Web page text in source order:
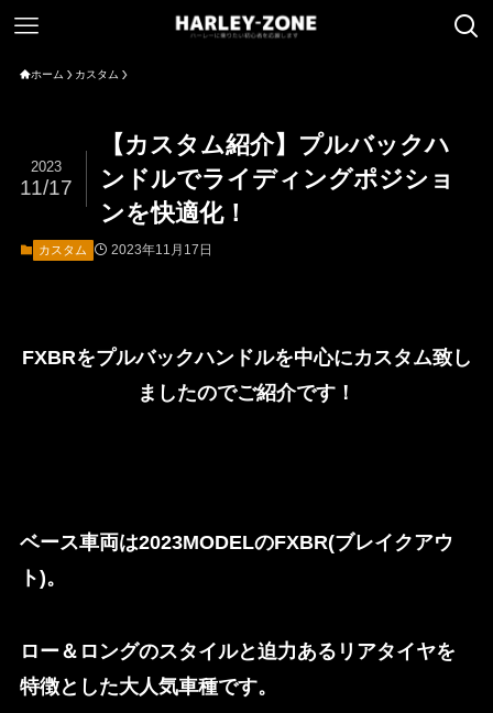
ホーム カスタム
【カスタム紹介】プルバックハ
ンドルでライディングポジショ
ンを快適化！
2023
11/17
カスタム 2023年11月17日
FXBRをプルバックハンドルを中心にカスタム致し
ましたのでご紹介です！
ベース車両は2023MODELのFXBR(ブレイクアウ
ト)。
ロー＆ロングのスタイルと迫力あるリアタイヤを
特徴とした大人気車種です。